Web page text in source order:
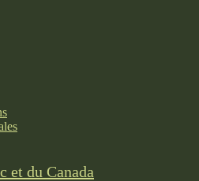
et du Canada